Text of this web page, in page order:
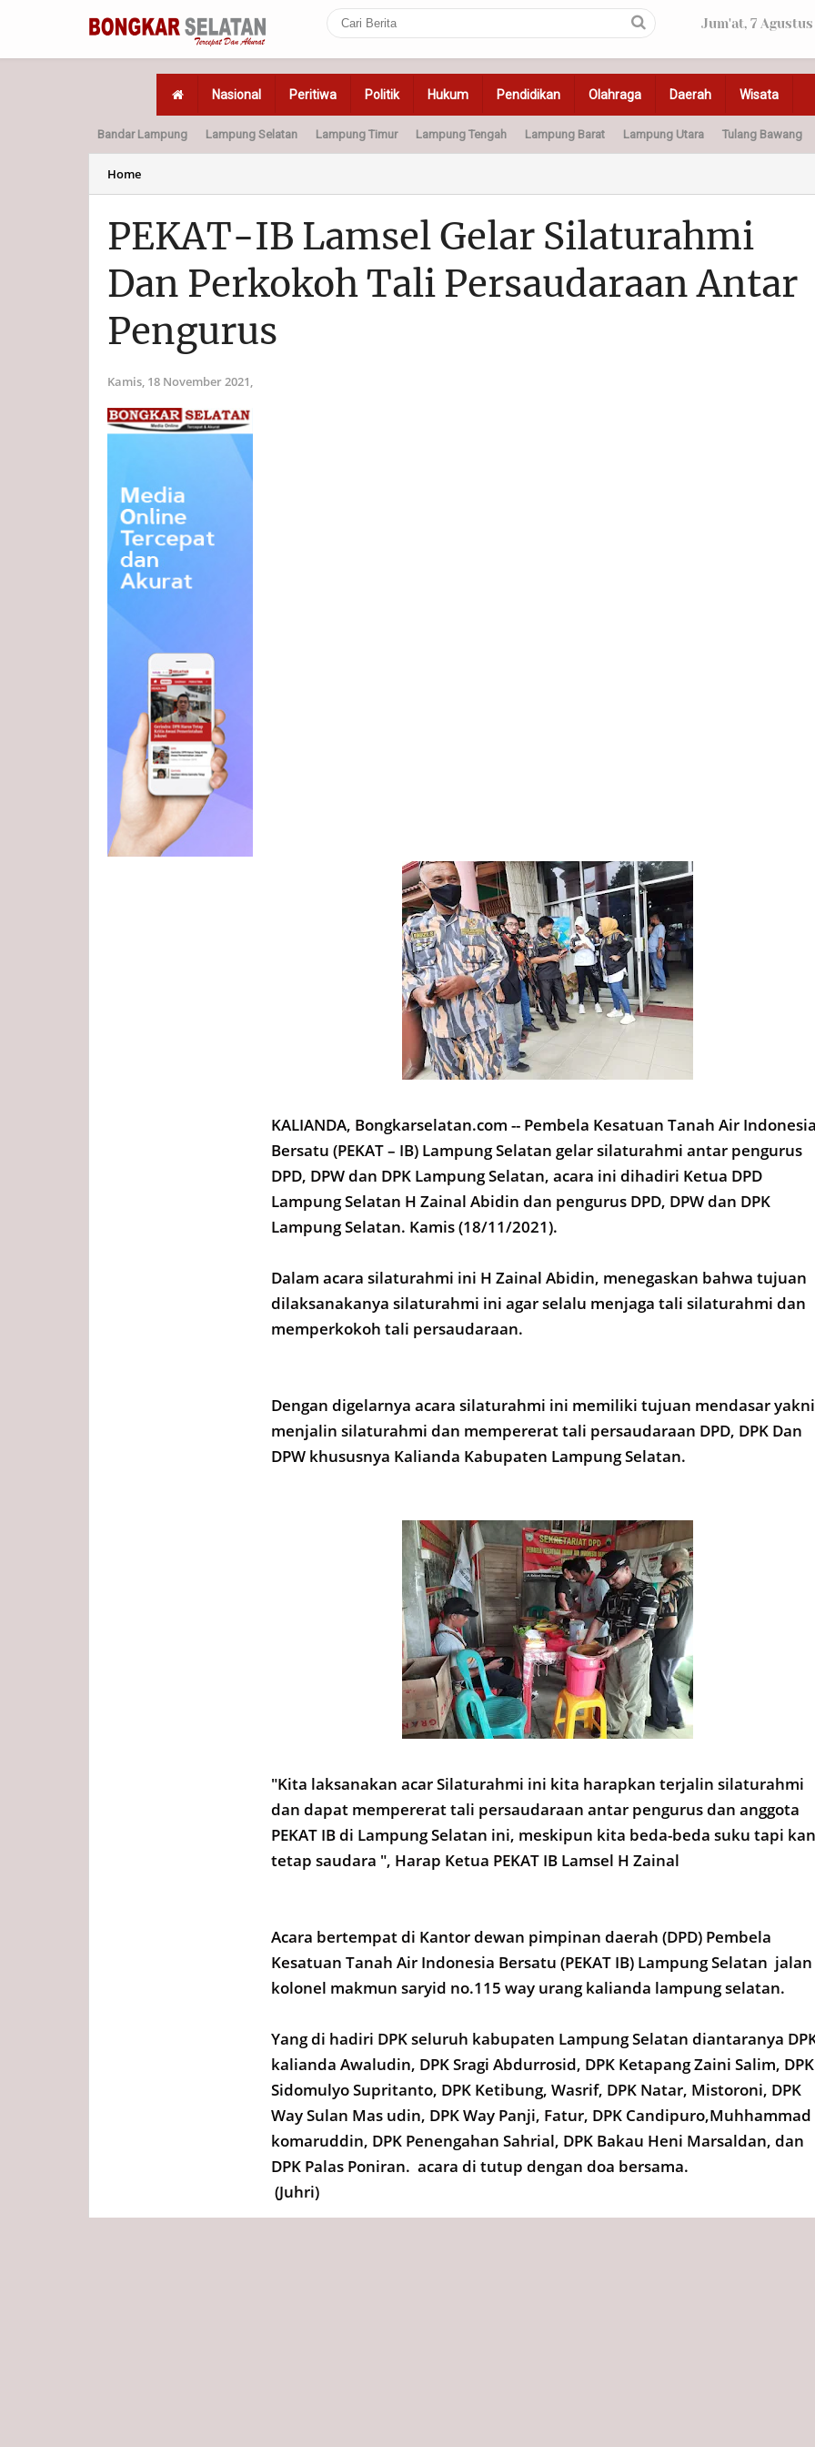
Jum'at, 7
Nasional Peritiwa Politik Hukum Pendidikan Olahraga Daerah Wisata
Home Politik Hukum Peristiwa Olahraga Pendidikan Otomotif
Bandar Lampung Lampung Selatan Lampung Timur Lampung Tengah Lampung Barat Lampung Utara Tulang Bawang
Home
PEKAT-IB Lamsel Gelar Silaturahmi
Dan Perkokoh Tali Persaudaraan Antar
Pengurus
Kamis, 18 November 2021,
KALIANDA, Bongkarselatan.com -- Pembela Kesatuan Tanah Air
Bersatu (PEKAT – IB) Lampung Selatan gelar silaturahmi antar pengurus
DPD, DPW dan DPK Lampung Selatan, acara ini dihadiri Ketua DPD
Lampung Selatan H Zainal Abidin dan pengurus DPD, DPW dan DPK
Lampung Selatan. Kamis (18/11/2021).
Dalam acara silaturahmi ini H Zainal Abidin, menegaskan bahwa tujuan
dilaksanakanya silaturahmi ini agar selalu menjaga tali silaturahmi dan
memperkokoh tali persaudaraan.
Dengan digelarnya acara silaturahmi ini memiliki tujuan mendasar yakni
menjalin silaturahmi dan mempererat tali persaudaraan DPD, DPK Dan
DPW khususnya Kalianda Kabupaten Lampung Selatan.
"Kita laksanakan acar Silaturahmi ini kita harapkan terjalin silaturahmi
dan dapat mempererat tali persaudaraan antar pengurus dan anggota
PEKAT IB di Lampung Selatan ini, meskipun kita beda-beda suku tapi kan
tetap saudara ", Harap Ketua PEKAT IB Lamsel H Zainal
Acara bertempat di Kantor dewan pimpinan daerah (DPD) Pembela
Kesatuan Tanah Air Indonesia Bersatu (PEKAT IB) Lampung Selatan jalan
kolonel makmun saryid no.115 way urang kalianda lampung selatan.
Yang di hadiri DPK seluruh kabupaten Lampung Selatan diantaranya
kalianda Awaludin, DPK Sragi Abdurrosid, DPK Ketapang Zaini Salim, DPK
Sidomulyo Supritanto, DPK Ketibung, Wasrif, DPK Natar, Mistoroni, DPK
Way Sulan Mas udin, DPK Way Panji, Fatur, DPK Candipuro,Muhhammad
komaruddin, DPK Penengahan Sahrial, DPK Bakau Heni Marsaldan, dan
DPK Palas Poniran. acara di tutup dengan doa bersama.
(Juhri)